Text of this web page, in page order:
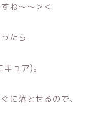
ね〜〜＞＜
たら
ュア)。
に落とせるので、